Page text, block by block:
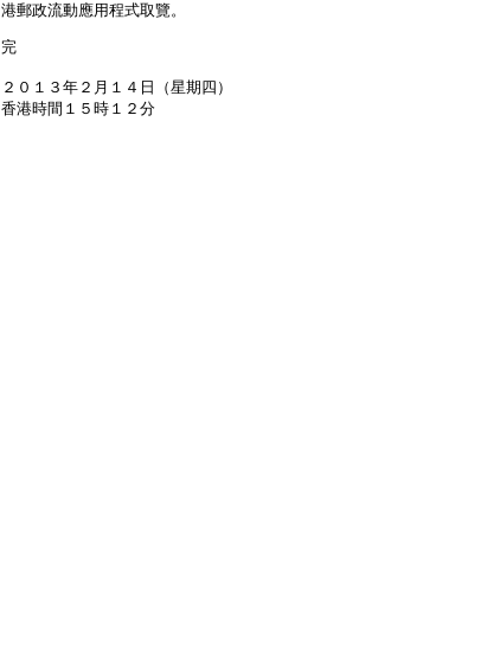
港郵政流動應用程式取覽。
完
２０１３年２月１４日（星期四）
香港時間１５時１２分